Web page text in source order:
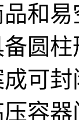
和
圆
可
容